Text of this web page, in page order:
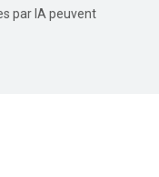
par IA peuvent